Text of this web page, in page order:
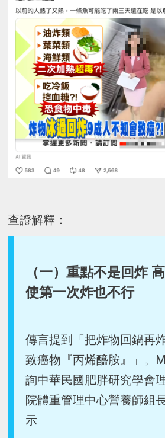
查證解釋：
（一）重點不是回炸
使第一次炸也不行
傳言提到「把炸物回鍋再
致癌物『丙烯醯胺』」。
詢中華民國肥胖研究學會
院體重管理中心營養師組
示